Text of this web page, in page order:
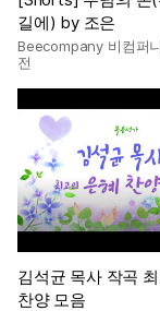
길에) by 조은
Beecompany 비컴퍼니
전
김석균 목사 작곡
찬양 모음